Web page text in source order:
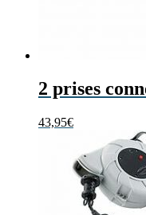
2 prises
43,95€